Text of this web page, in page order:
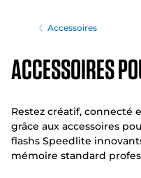
Accessoires
Accessoires
Restez créatif, connecté
grâce aux accessoires
flashs Speedlite
mémoire standard